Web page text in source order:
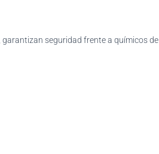
seguridad frente a químicos de